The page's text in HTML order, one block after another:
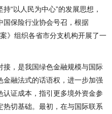
“以人民为中心”的发展思想，
国保险行业协会号召，根据
案》组织各省市分支机构开展了一
，是我国绿色金融规模与国际
融法式的话语权，进一步加强
证成本，指引更多境外资金参
切基础。最初，在与国际联系